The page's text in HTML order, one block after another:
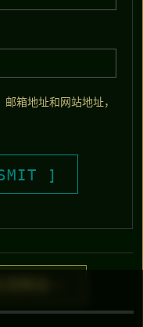
箱地址和网站地址，